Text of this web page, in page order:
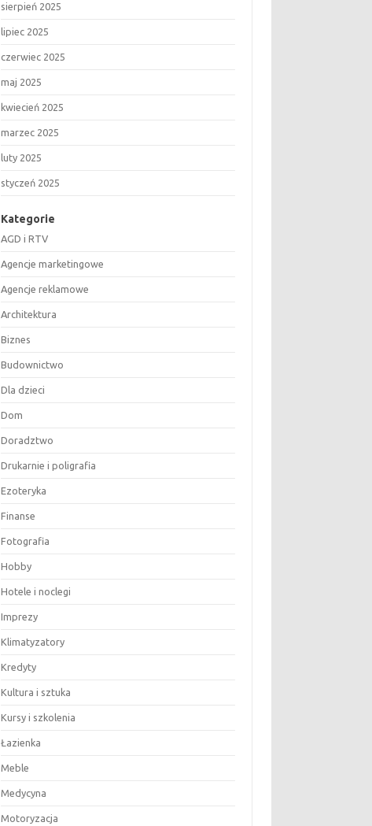
sierpień 2025
lipiec 2025
czerwiec 2025
maj 2025
kwiecień 2025
marzec 2025
luty 2025
styczeń 2025
Kategorie
AGD i RTV
Agencje marketingowe
Agencje reklamowe
Architektura
Biznes
Budownictwo
Dla dzieci
Dom
Doradztwo
Drukarnie i poligrafia
Ezoteryka
Finanse
Fotografia
Hobby
Hotele i noclegi
Imprezy
Klimatyzatory
Kredyty
Kultura i sztuka
Kursy i szkolenia
Łazienka
Meble
Medycyna
Motoryzacja